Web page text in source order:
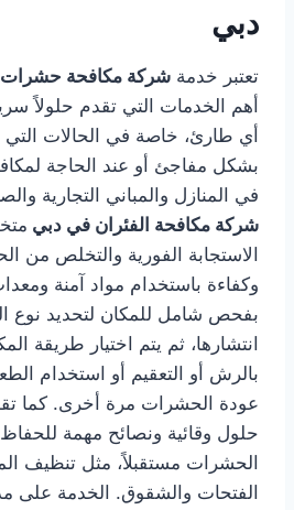
دبي
تعتبر خدمة شركة مكافحة حشرات 24 ساعة دبي
أهم الخدمات التي تقدم حلولاً
أي طارئ، خاصة في الحالات التي
بشكل مفاجئ أو عند الحاجة
في المنازل والمباني التجارية
شركة مكافحة الفئران في دبي
الاستجابة الفورية والتخلص من
وكفاءة باستخدام مواد آمنة
بفحص شامل للمكان لتحديد نوع
انتشارها، ثم يتم اختيار طريقة
بالرش أو التعقيم أو استخدام
عودة الحشرات مرة أخرى. كما
حلول وقائية ونصائح مهمة
الحشرات مستقبلاً، مثل تنظيف